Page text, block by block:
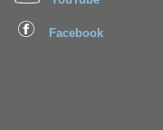
Facebook